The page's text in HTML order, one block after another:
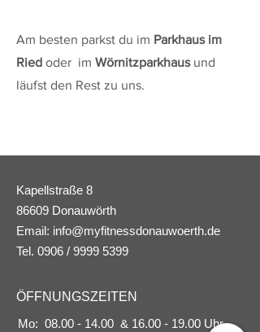
Am besten parkst du im Parkhaus im
Ried oder im Wörnitzparkhaus und
läufst den Rest zu uns.
Kapellstraße 8
86609 Donauwörth
Email: info@myfitnessdonauwoerth.de
Tel. 0906 / 9999 5399
ÖFFNUNGSZEITEN
Mo: 08.00 - 14.00 & 16.00 - 19.00 Uhr